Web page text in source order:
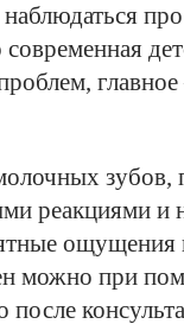
наблюдаться
реакциями
можно при
после